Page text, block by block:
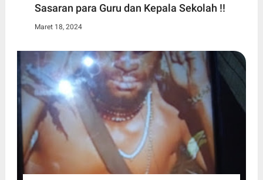
Sasaran para Guru dan Kepala Sekolah !!
Maret 18, 2024